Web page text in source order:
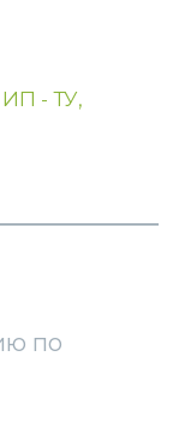
- ТУ,
по